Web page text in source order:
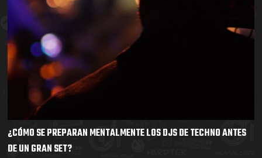
¿CÓMO SE PREPARAN MENTALMENTE LOS DJS DE TECHNO ANTES
DE UN GRAN SET?